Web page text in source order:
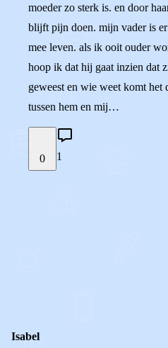
moeder zo sterk is. en door
blijft pijn doen. mijn vader is
mee leven. als ik ooit ouder
hoop ik dat hij gaat inzien dat
geweest en wie weet komt het
tussen hem en mij…
0 1
Isabel